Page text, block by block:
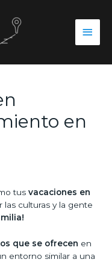
en
tus vacaciones en
las culturas y la gente
que se ofrecen en
entorno similar a una